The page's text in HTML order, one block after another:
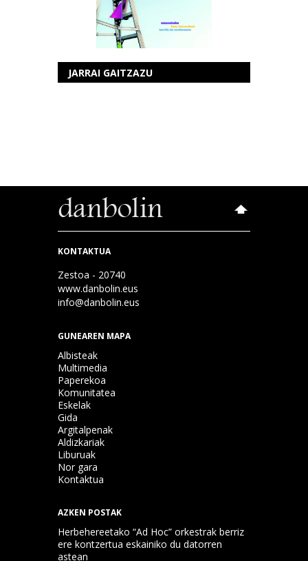
JARRAI GAITZAZU
KONTAKTUA
Zestoa - 20740
www.danbolin.eus
info@danbolin.eus
GUNEAREN MAPA
Albisteak
Multimedia
Paperekoa
Komunitatea
Eskelak
Gida
Argitalpenak
Aldizkariak
Liburuak
Nor gara
Kontaktua
AZKEN POSTAK
Herbehereetako “Ad Hoc” orkestrak berriz
ere kontzertua eskainiko du datorren
astean